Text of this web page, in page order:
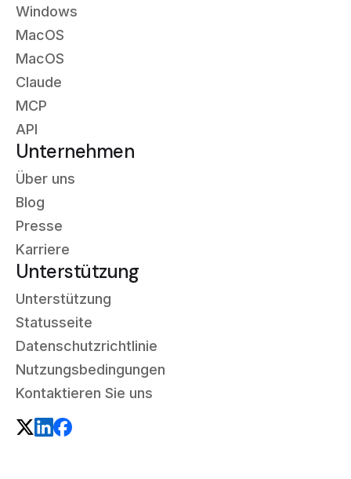
Windows
MacOS
MacOS
Claude
MCP
API
Unternehmen
Über uns
Blog
Presse
Karriere
Unterstützung
Unterstützung
Statusseite
Datenschutzrichtlinie
Nutzungsbedingungen
Kontaktieren Sie uns